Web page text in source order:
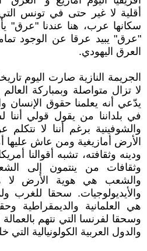
أقلية لا غير حتى في تونس
سكانها عرب، هنا عندنا "عرق"
"عرق" يبيد عرقا عن الوجود
العرق اليهودي.
الجريمة النازية صارت اليوم
لا تزال متواصلة وبمباركة
يدّعي أنه يعلمنا حقوق الإنسان
في بلداننا من يقول قولي أننا
والشوفينية برغم أننا لا
الأرض أمازيغية ومن عاش عليها
ودينه وثقافته، تشبه أقوالنا
وثقافات من ينتمون إلى
والشعب هي هوية الأرض لا
والأيديولوجيات. سحقا للغرب
هي العلمانية والديمقراطية
وسحقا لفرنسا التي نتهم
والدول العربية الكولونيالية التي